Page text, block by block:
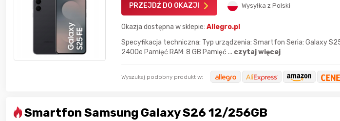
PRZEJDŹ DO OKAZJI Wysyłka z Polski
Okazja dostępna w sklepie:Allegro.pl
Specyfikacja techniczna: Typ urządzenia: Smartfon Seria: Galaxy
2400e Pamięć RAM: 8 GB Pamięć ... czytaj więcej
Wyszukaj podobny produkt w:
Smartfon Samsung Galaxy S26 12/256GB